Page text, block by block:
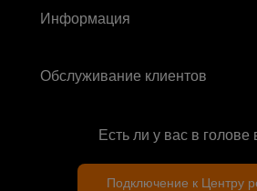
Информация
Обслуживание клиентов
Есть ли у вас в голове
Подключение к Центру